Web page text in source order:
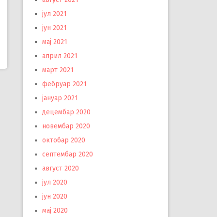
јул 2021
јун 2021
мај 2021
април 2021
март 2021
фебруар 2021
јануар 2021
децембар 2020
новембар 2020
октобар 2020
септембар 2020
август 2020
јул 2020
јун 2020
мај 2020